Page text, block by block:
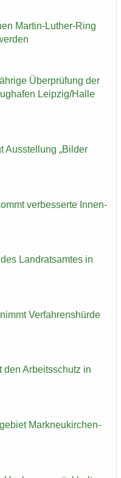
Martin-​Luther-Ring
Über­prü­fung der
Leip­zig/Halle
Aus­stel­lung „Bil­der
ver­bes­ser­te In­nen­
Land­rats­am­tes in
Ver­fah­rens­hür­de
den Ar­beits­schutz in
Markneukirchen-​